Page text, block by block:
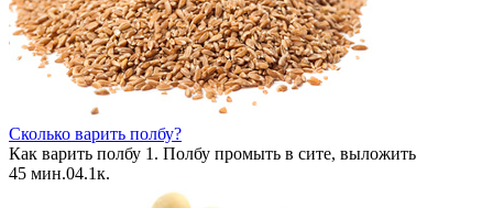
Сколько варить полбу?
Как варить полбу 1. Полбу промыть в сите, выложить
45 мин.04.1к.